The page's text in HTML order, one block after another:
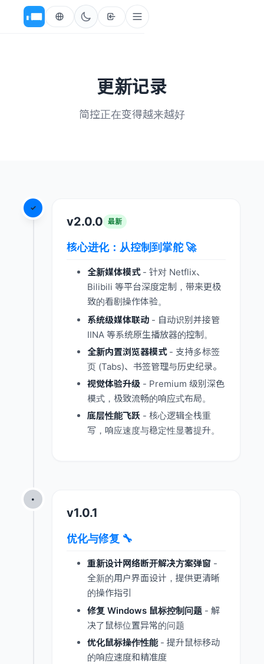
更新记录
简控正在变得越来越好
✓
v2.0.0 最新
核心进化：从控制到掌舵 🚀
全新媒体模式- 针对 Netflix、
Bilibili 等平台深度定制，带来更极
致的看剧操作体验。
系统级媒体联动- 自动识别并接管
IINA 等系统原生播放器的控制。
全新内置浏览器模式- 支持多标签
页 (Tabs)、书签管理与历史纪录。
视觉体验升级- Premium 级别深色
模式，极致流畅的响应式布局。
底层性能飞跃 - 核心逻辑全栈重
写，响应速度与稳定性显著提升。
•
v1.0.1
优化与修复 🔧
重新设计网络断开解决方案弹窗 -
全新的用户界面设计，提供更清晰
的操作指引
修复 Windows 鼠标控制问题- 解
决了鼠标位置异常的问题
优化鼠标操作性能- 提升鼠标移动
的响应速度和精准度